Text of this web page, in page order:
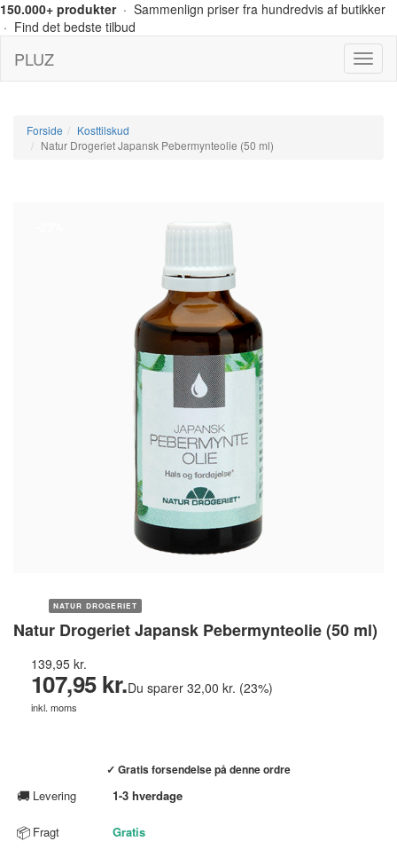
150.000+ produkter· Sammenlign priser fra hundredvis af butikker
· Find det bedste tilbud
Menu
PLUZ
Forside
Kosttilskud
Natur Drogeriet Japansk Pebermynteolie (50 ml)
NATUR DROGERIET
Natur Drogeriet Japansk Pebermynteolie (50 ml)
139,95 kr.
107,95 kr.Du sparer 32,00 kr. (23%)
inkl. moms
✓ Gratis forsendelse på denne ordre
🚚 Levering 1-3 hverdage
📦 Fragt Gratis